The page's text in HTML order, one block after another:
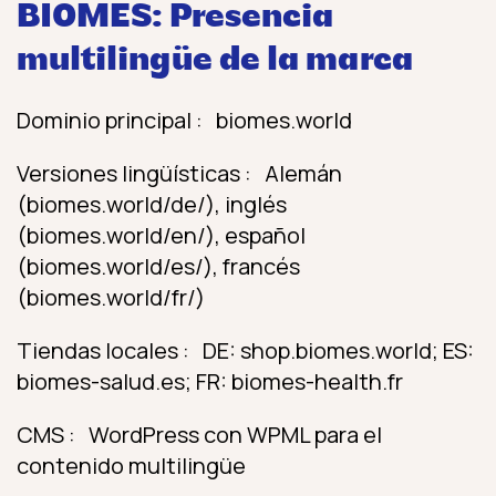
BIOMES: Presencia
multilingüe de la marca
Dominio principal : biomes.world
Versiones lingüísticas : Alemán
(biomes.world/de/), inglés
(biomes.world/en/), español
(biomes.world/es/), francés
(biomes.world/fr/)
Tiendas locales : DE: shop.biomes.world; ES:
biomes-salud.es; FR: biomes-health.fr
CMS : WordPress con WPML para el
contenido multilingüe